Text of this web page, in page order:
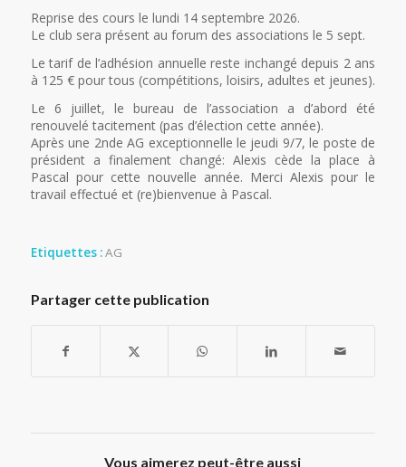
Reprise des cours le lundi 14 septembre 2026.
Le club sera présent au forum des associations le 5 sept.
Le tarif de l’adhésion annuelle reste inchangé depuis 2 ans
à 125 € pour tous (compétitions, loisirs, adultes et jeunes).
Le 6 juillet, le bureau de l’association a d’abord été
renouvelé tacitement (pas d’élection cette année).
Après une 2nde AG exceptionnelle le jeudi 9/7, le poste de
président a finalement changé: Alexis cède la place à
Pascal pour cette nouvelle année. Merci Alexis pour le
travail effectué et (re)bienvenue à Pascal.
Etiquettes :AG
Partager cette publication
Vous aimerez peut-être aussi